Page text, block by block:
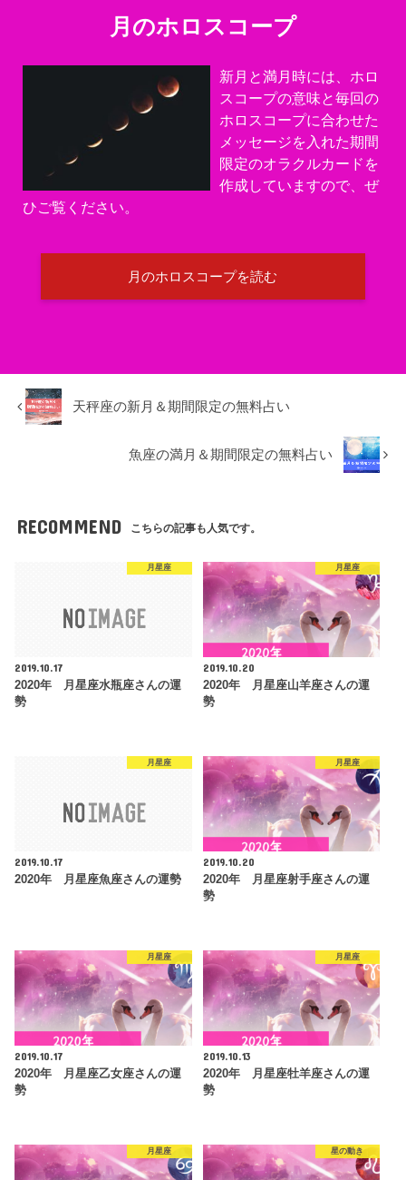
月のホロスコープ
新月と満月時には、ホロ
スコープの意味と毎回の
ホロスコープに合わせた
メッセージを入れた期間
限定のオラクルカードを
作成していますので、ぜ
ひご覧ください。
月のホロスコープを読む
天秤座の新月＆期間限定の無料占い
魚座の満月＆期間限定の無料占い
RECOMMEND こちらの記事も人気です。
月星座
2019.10.17
2020年 月星座水瓶座さんの運
勢
月星座
2019.10.20
2020年 月星座山羊座さんの運
勢
月星座
2019.10.17
2020年 月星座魚座さんの運勢
月星座
2019.10.20
2020年 月星座射手座さんの運
勢
月星座
2019.10.17
2020年 月星座乙女座さんの運
勢
月星座
2019.10.13
2020年 月星座牡羊座さんの運
勢
月星座 星の動き